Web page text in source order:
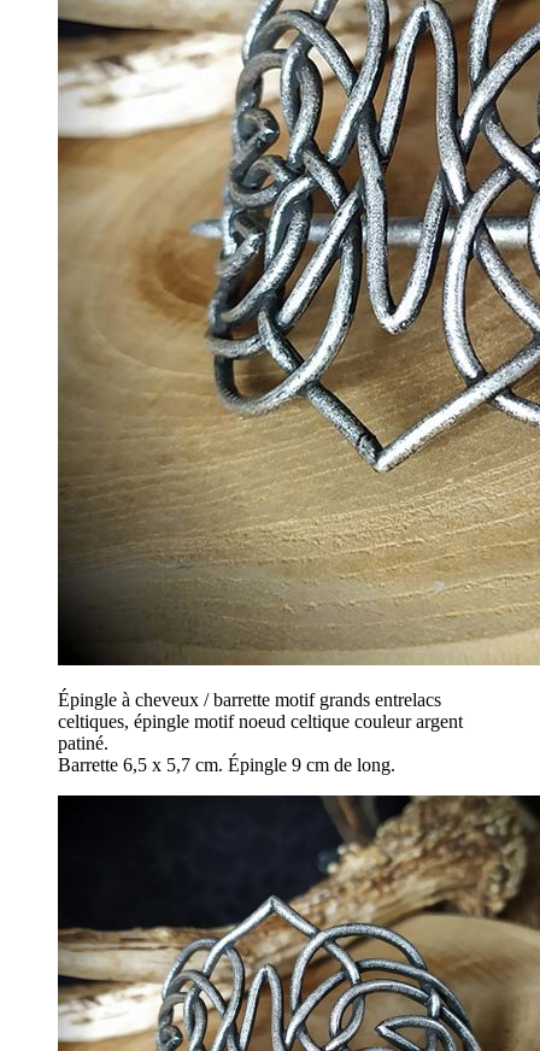
Épingle à cheveux / barrette motif grands entrelacs
celtiques, épingle motif noeud celtique couleur argent
patiné.
Barrette 6,5 x 5,7 cm. Épingle 9 cm de long.